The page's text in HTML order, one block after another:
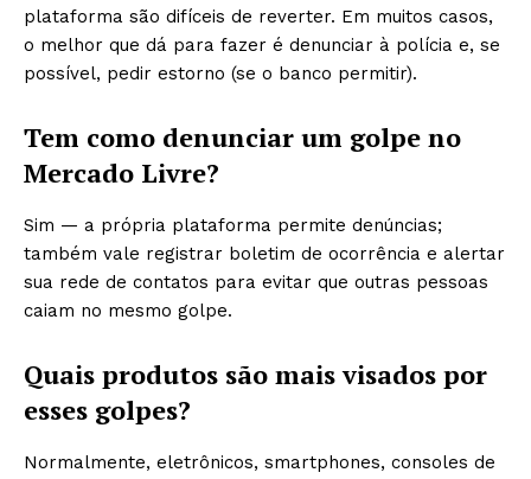
plataforma são difíceis de reverter. Em muitos casos,
o melhor que dá para fazer é denunciar à polícia e, se
possível, pedir estorno (se o banco permitir).
Tem como denunciar um golpe no
Mercado Livre?
Sim — a própria plataforma permite denúncias;
também vale registrar boletim de ocorrência e alertar
sua rede de contatos para evitar que outras pessoas
caiam no mesmo golpe.
Quais produtos são mais visados por
esses golpes?
Normalmente, eletrônicos, smartphones, consoles de